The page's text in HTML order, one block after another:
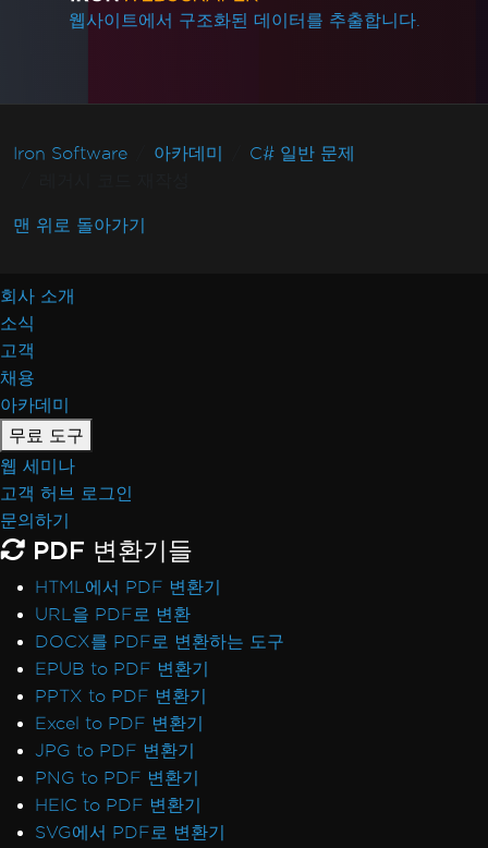
웹사이트에서 구조화된 데이터를 추출합니다.
Iron Software 아카데미
C# 일반 문제
맨 위로 돌아가기
회사 소개
소식
고객
채용
아카데미
무료 도구
웹 세미나
고객 허브 로그인
문의하기
PDF 변환기들
HTML에서 PDF 변환기
URL을 PDF로 변환
DOCX를 PDF로 변환하는 도구
EPUB to PDF 변환기
PPTX to PDF 변환기
Excel to PDF 변환기
JPG to PDF 변환기
PNG to PDF 변환기
HEIC to PDF 변환기
SVG에서 PDF로 변환기